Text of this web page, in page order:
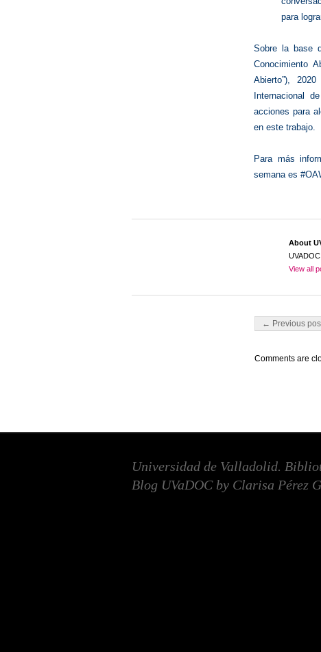
para
Sobre la base
Conocimiento
Abierto”),
Internacional
acciones para
en este trabajo.
Para más
semana es
About
UVADOC
View all
Post navigation
← Previous
Comments are
Universidad de Valladolid.
Blog UVaDOC by Clarisa Pérez